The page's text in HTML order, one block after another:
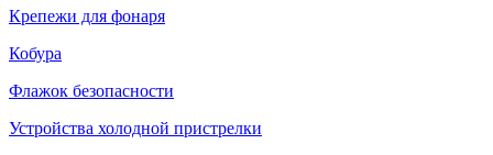
Крепежи для фонаря
Кобура
Флажок безопасности
Устройства холодной пристрелки